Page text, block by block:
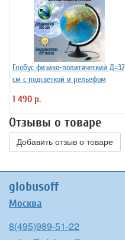
Глобус физико-политический Д=32
см с подсветкой и рельефом
1 490 р.
Отзывы о товаре
Добавить отзыв о товаре
globusoff
Москва
8(495)989-51-22